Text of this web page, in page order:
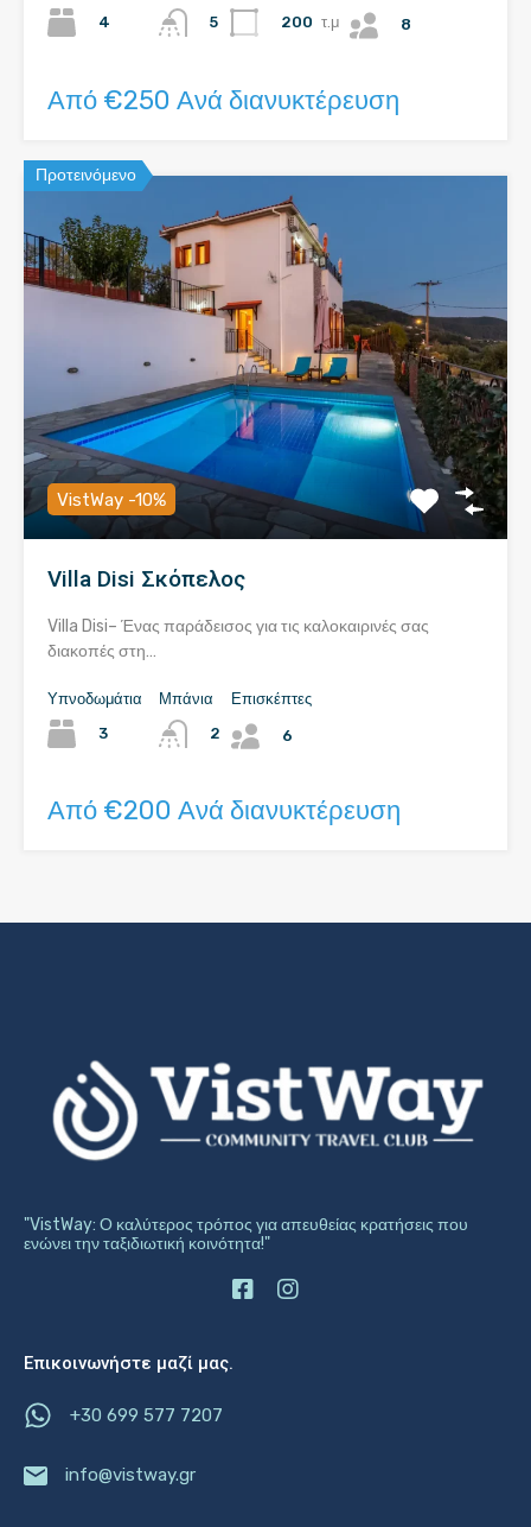
4
5
200 τ.μ 8
Από €250 Ανά διανυκτέρευση
Προτεινόμενο
VistWay -10%
Villa Disi Σκόπελος
Villa Disi– Ένας παράδεισος για τις καλοκαιρινές σας
διακοπές στη…
Υπνοδωμάτια
3
Μπάνια
2
Επισκέπτες
6
Από €200 Ανά διανυκτέρευση
"VistWay: Ο καλύτερος τρόπος για απευθείας κρατήσεις που
ενώνει την ταξιδιωτική κοινότητα!"
Επικοινωνήστε μαζί μας.
+30 699 577 7207
info@vistway.gr